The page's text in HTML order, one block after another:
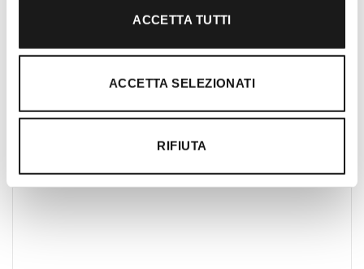
ACCETTA TUTTI
ACCETTA SELEZIONATI
RIFIUTA
Lazio. Da sempre soddisfiamo i nostri
l’acquisto un’esperienza formativa e
gratificante.